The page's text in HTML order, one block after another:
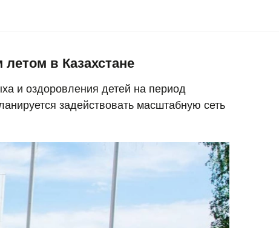
в Казахстане
и оздоровления детей на период
задействовать масштабную сеть